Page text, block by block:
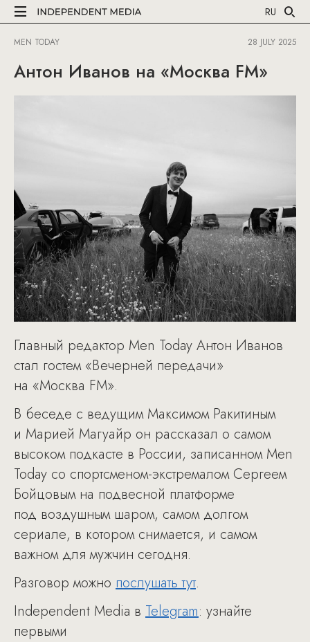
RU
MEN TODAY 28 JULY 2025
Антон Иванов на «Москва FM»
Главный редактор Men Today Антон Иванов
стал гостем «Вечерней передачи»
на «Москва FM».
В беседе с ведущим Максимом Ракитиным
и Марией Магуайр он рассказал о самом
высоком подкасте в России, записанном Men
Today со спортсменом-экстремалом Сергеем
Бойцовым на подвесной платформе
под воздушным шаром, самом долгом
сериале, в котором снимается, и самом
важном для мужчин сегодня.
Разговор можно послушать тут.
Independent Media в Telegram: узнайте
первыми